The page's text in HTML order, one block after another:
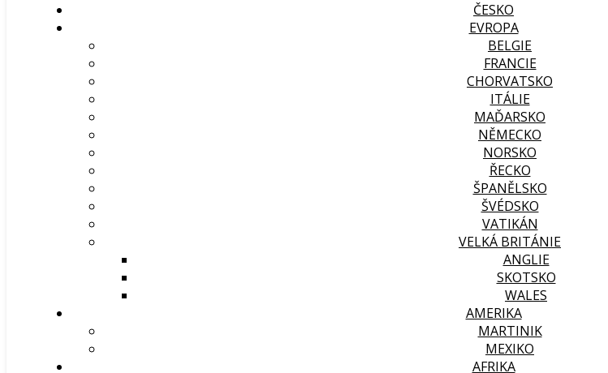
ČESKO
EVROPA
BELGIE
FRANCIE
CHORVATSKO
ITÁLIE
MAĎARSKO
NĚMECKO
NORSKO
ŘECKO
ŠPANĚLSKO
ŠVÉDSKO
VATIKÁN
VELKÁ BRITÁNIE
ANGLIE
SKOTSKO
WALES
AMERIKA
MARTINIK
MEXIKO
AFRIKA